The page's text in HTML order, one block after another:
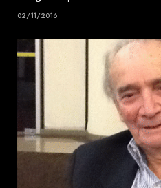
02/11/2016